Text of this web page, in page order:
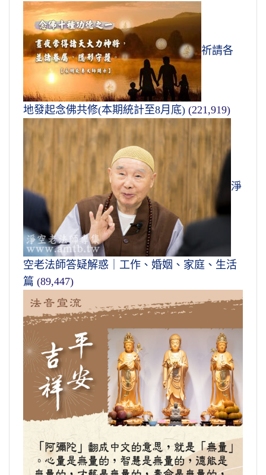
祈請各
地發起念佛共修(本期統計至8月底) (221,919)
淨
空老法師答疑解惑｜工作、婚姻、家庭、生活
篇 (89,447)